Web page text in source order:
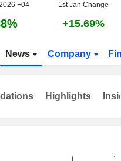
+04 1st Jan Change
+15.69%
News Company
Highlights